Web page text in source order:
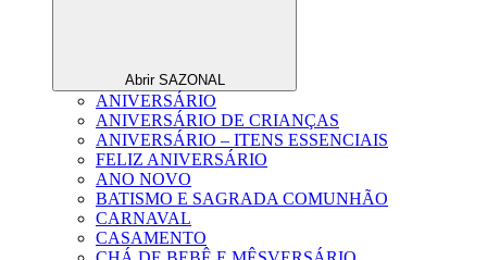
Abrir SAZONAL
ANIVERSÁRIO
ANIVERSÁRIO DE CRIANÇAS
ANIVERSÁRIO – ITENS ESSENCIAIS
FELIZ ANIVERSÁRIO
ANO NOVO
BATISMO E SAGRADA COMUNHÃO
CARNAVAL
CASAMENTO